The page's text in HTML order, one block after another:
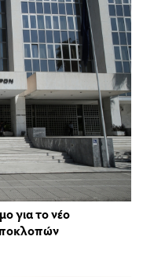
για το νέο